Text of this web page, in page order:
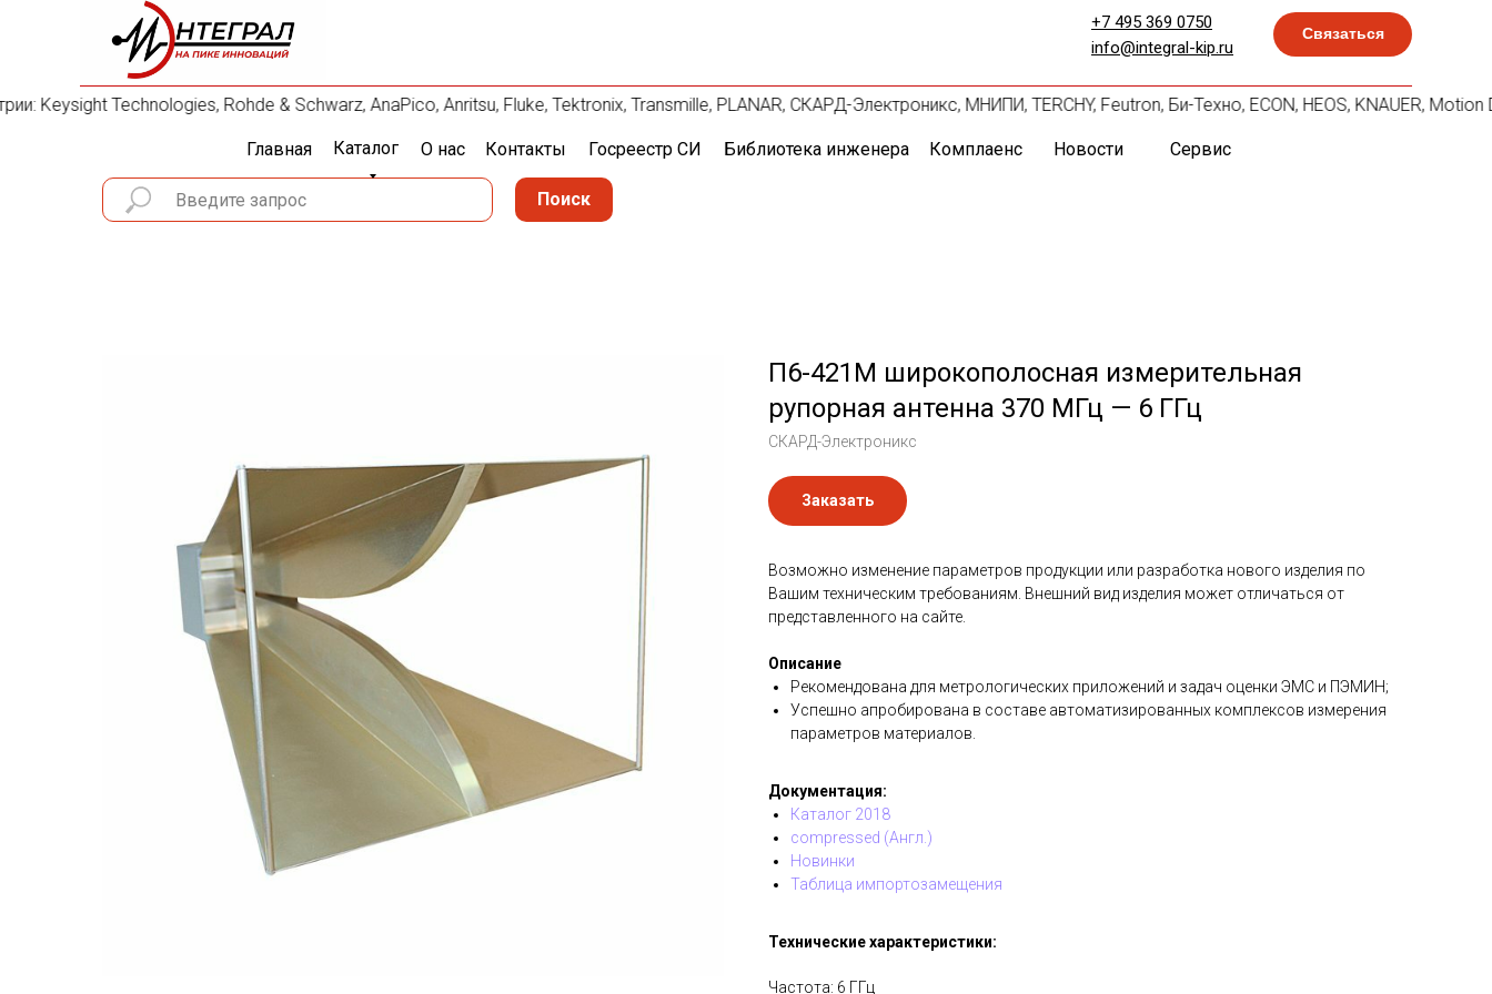
Связаться
+7 495 369 0750
info@integral-kip.ru
Keysight Technologies, Rohde & Schwarz, AnaPico, Anritsu, Fluke, Tektronix, Transmille, PLANAR, СКАРД-Электроникс, МНИПИ, TERCHY, Feutron, Би-Техно, ECON, HEOS, KNAUER, Motion
Главная Каталог О нас Контакты Госреестр СИ Библиотека инженера Комплаенс Новости Сервис
Поиск
П6-421М широкополосная измерительная
рупорная антенна 370 МГц — 6 ГГц
СКАРД-Электроникс
Заказать
Возможно изменение параметров продукции или разработка нового изделия по
Вашим техническим требованиям. Внешний вид изделия может отличаться от
представленного на сайте.
Описание
Рекомендована для метрологических приложений и задач оценки ЭМС и ПЭМИН;
Успешно апробирована в составе автоматизированных комплексов измерения
параметров материалов.
Документация:
Каталог 2018
compressed (Англ.)
Новинки
Таблица импортозамещения
Технические характеристики:
Частота: 6 ГГц